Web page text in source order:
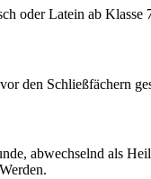
Latein ab Klasse
Schließfächern
abwechselnd als